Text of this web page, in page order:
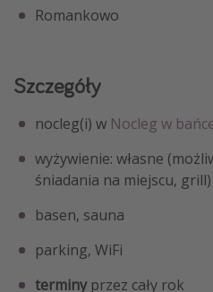
Romankowo
Szczegóły
nocleg(i) w Nocleg w
wyżywienie: własne
śniadania na miejscu, grill)
basen, sauna
parking, WiFi
terminy przez cały rok